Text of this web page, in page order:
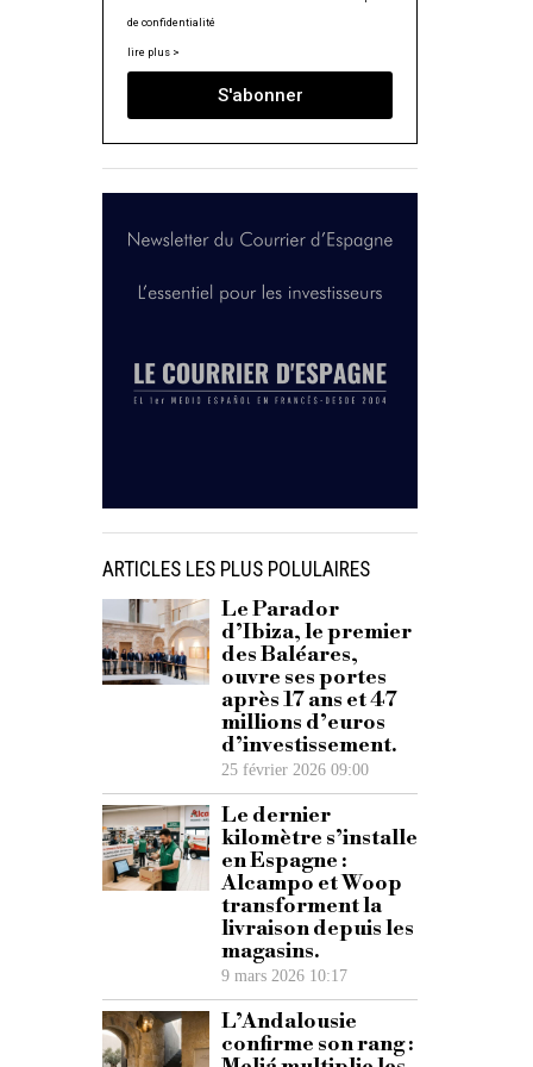
de confidentialité
lire plus >
S'abonner
ARTICLES LES PLUS POLULAIRES
Le Parador
d’Ibiza, le premier
des Baléares,
ouvre ses portes
après 17 ans et 47
millions d’euros
d’investissement.
25 février 2026 09:00
Le dernier
kilomètre s’installe
en Espagne :
Alcampo et Woop
transforment la
livraison depuis les
magasins.
9 mars 2026 10:17
L’Andalousie
confirme son rang :